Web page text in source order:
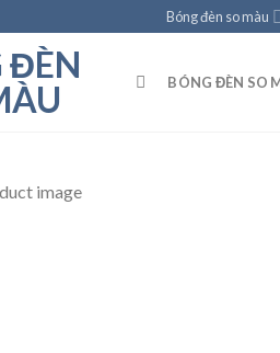
Bóng đèn so màu
BÓNG ĐÈN SO